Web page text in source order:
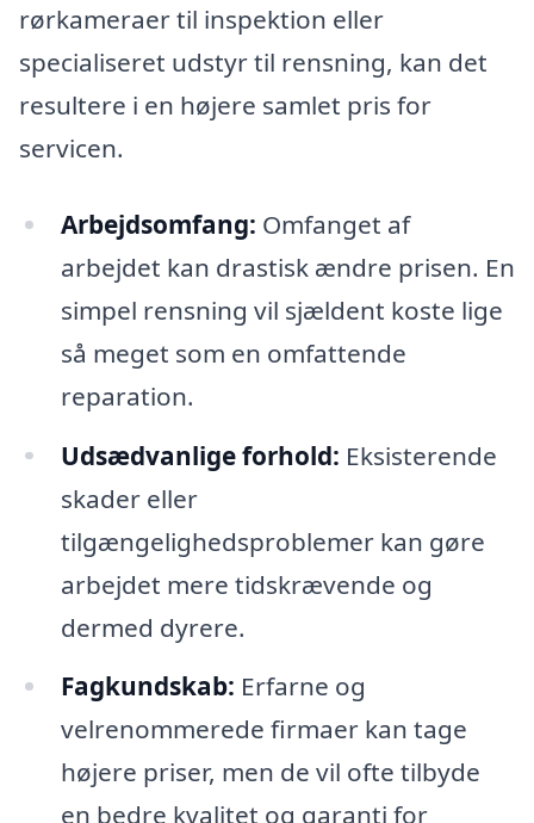
rørkameraer til inspektion eller
specialiseret udstyr til rensning, kan det
resultere i en højere samlet pris for
servicen.
Arbejdsomfang: Omfanget af
arbejdet kan drastisk ændre prisen. En
simpel rensning vil sjældent koste lige
så meget som en omfattende
reparation.
Udsædvanlige forhold: Eksisterende
skader eller
tilgængelighedsproblemer kan gøre
arbejdet mere tidskrævende og
dermed dyrere.
Fagkundskab: Erfarne og
velrenommerede firmaer kan tage
højere priser, men de vil ofte tilbyde
en bedre kvalitet og garanti for